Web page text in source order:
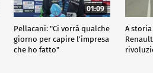
01:09
Pellacani: "Ci vorrà qualche
giorno per capire l'impresa
che ho fatto"
A storia